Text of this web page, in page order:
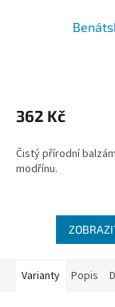
362 Kč
Čistý přírodní
modřínu.
Varianty Popis